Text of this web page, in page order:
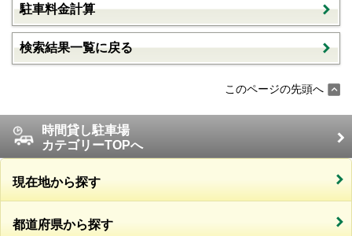
駐車料金計算
検索結果一覧に戻る
このページの先頭へ
時間貸し駐車場
カテゴリーTOPへ
現在地から探す
都道府県から探す